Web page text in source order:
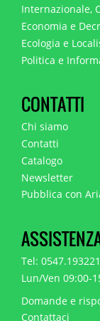
Internazionale,
Economia e
Ecologia e
Politica e
CONTATTI
Chi siamo
Contatti
Catalogo
Newsletter
Pubblica con
Tel:
Lun/Ven 09:00-
Domande e
Contattaci